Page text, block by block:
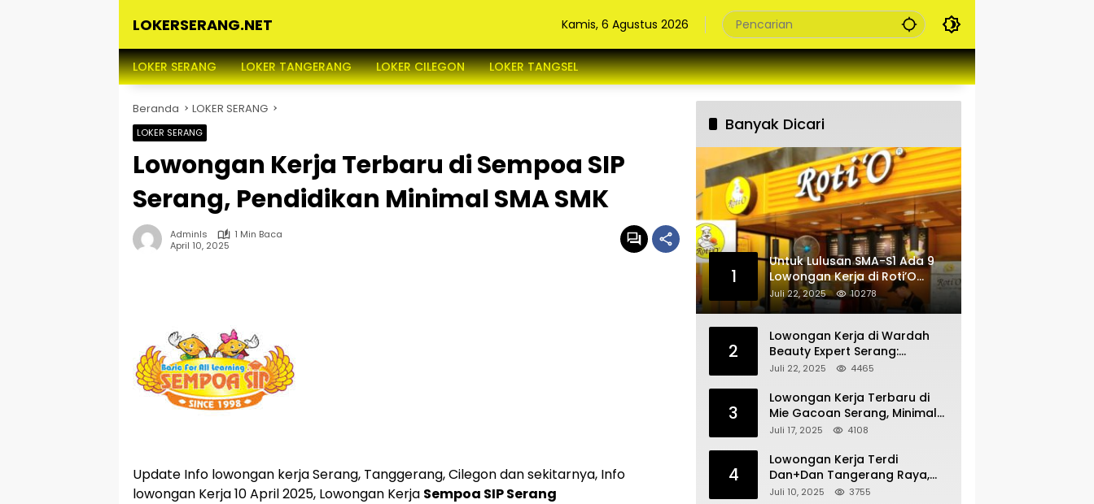
LOKERSERANG.NET
Lowongan
Kerja
dan
Sekitarnya
Kamis, 6 Agustus 2026
LOKER SERANG LOKER TANGERANG LOKER CILEGON LOKER TANGSEL
Beranda LOKER SERANG
LOKER SERANG
Lowongan Kerja Terbaru di Sempoa SIP
Serang, Pendidikan Minimal SMA SMK
Adminls
1 Min Baca
April 10, 2025
Update Info lowongan kerja Serang, Tanggerang, Cilegon dan sekitarnya, Info
lowongan Kerja 10 April 2025, Lowongan Kerja Sempoa SIP Serang
Banyak Dicari
1
Untuk Lulusan SMA-S1 Ada 9
Lowongan Kerja di Roti’O
Penempatan Jabar, Banten
dan Jakarta
Juli 22, 2025 10278
2
Lowongan Kerja di Wardah
Beauty Expert Serang:
Bergabunglah dengan Tim
Juli 22, 2025 4465
3
Lowongan Kerja Terbaru di
Mie Gacoan Serang, Minimal
Lulusan SMA SMK Sederajat
Juli 17, 2025 4108
4
Lowongan Kerja Terdi
Dan+Dan Tangerang Raya,
Minimal Lulusan SMA SMK
Juli 10, 2025 3755